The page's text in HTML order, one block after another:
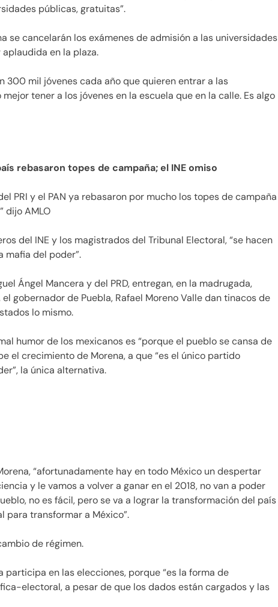
públicas, gratuitas”.
se cancelarán los exámenes de admisión a las universidades
en la plaza.
300 mil jóvenes cada año que quieren entrar a las
tener a los jóvenes en la escuela que en la calle. Es algo
rebasaron topes de campaña; el INE omiso
PRI y el PAN ya rebasaron por mucho los topes de campaña
dijo AMLO
del INE y los magistrados del Tribunal Electoral, “se hacen
mafia del poder”.
Ángel Mancera y del PRD, entregan, en la madrugada,
gobernador de Puebla, Rafael Moreno Valle dan tinacos de
lo mismo.
humor de los mexicanos es “porque el pueblo se cansa de
el crecimiento de Morena, a que “es el único partido
la única alternativa.
“afortunadamente hay en todo México un despertar
y le vamos a volver a ganar en el 2018, no van a poder
no es fácil, pero se va a lograr la transformación del país
para transformar a México”.
de régimen.
participa en las elecciones, porque “es la forma de
electoral, a pesar de que los dados están cargados y las